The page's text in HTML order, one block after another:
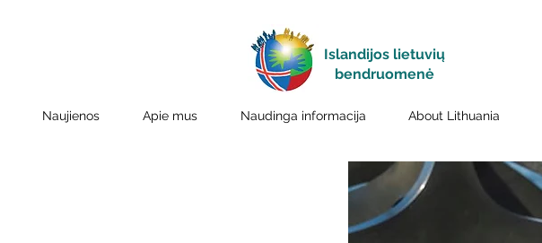
Islandijos lietuvių
bendruomenė
Naujienos Apie mus Naudinga informacija About Lithuania